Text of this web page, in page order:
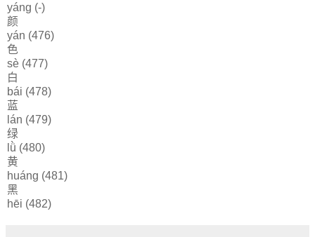
yáng (-)
颜
yán (476)
色
sè (477)
白
bái (478)
蓝
lán (479)
绿
lǜ (480)
黄
huáng (481)
黑
hēi (482)